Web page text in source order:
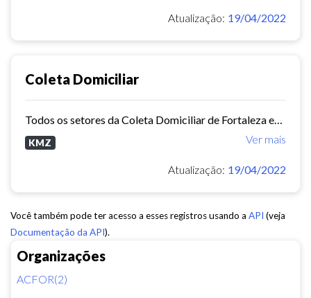
Organizações
ACFOR(2)
Atualização: 19/04/2022
Coleta Domiciliar
Ver mais
KMZ
Atualização: 19/04/2022
Você também pode ter acesso a esses registros usando a API (veja
Documentação da API).